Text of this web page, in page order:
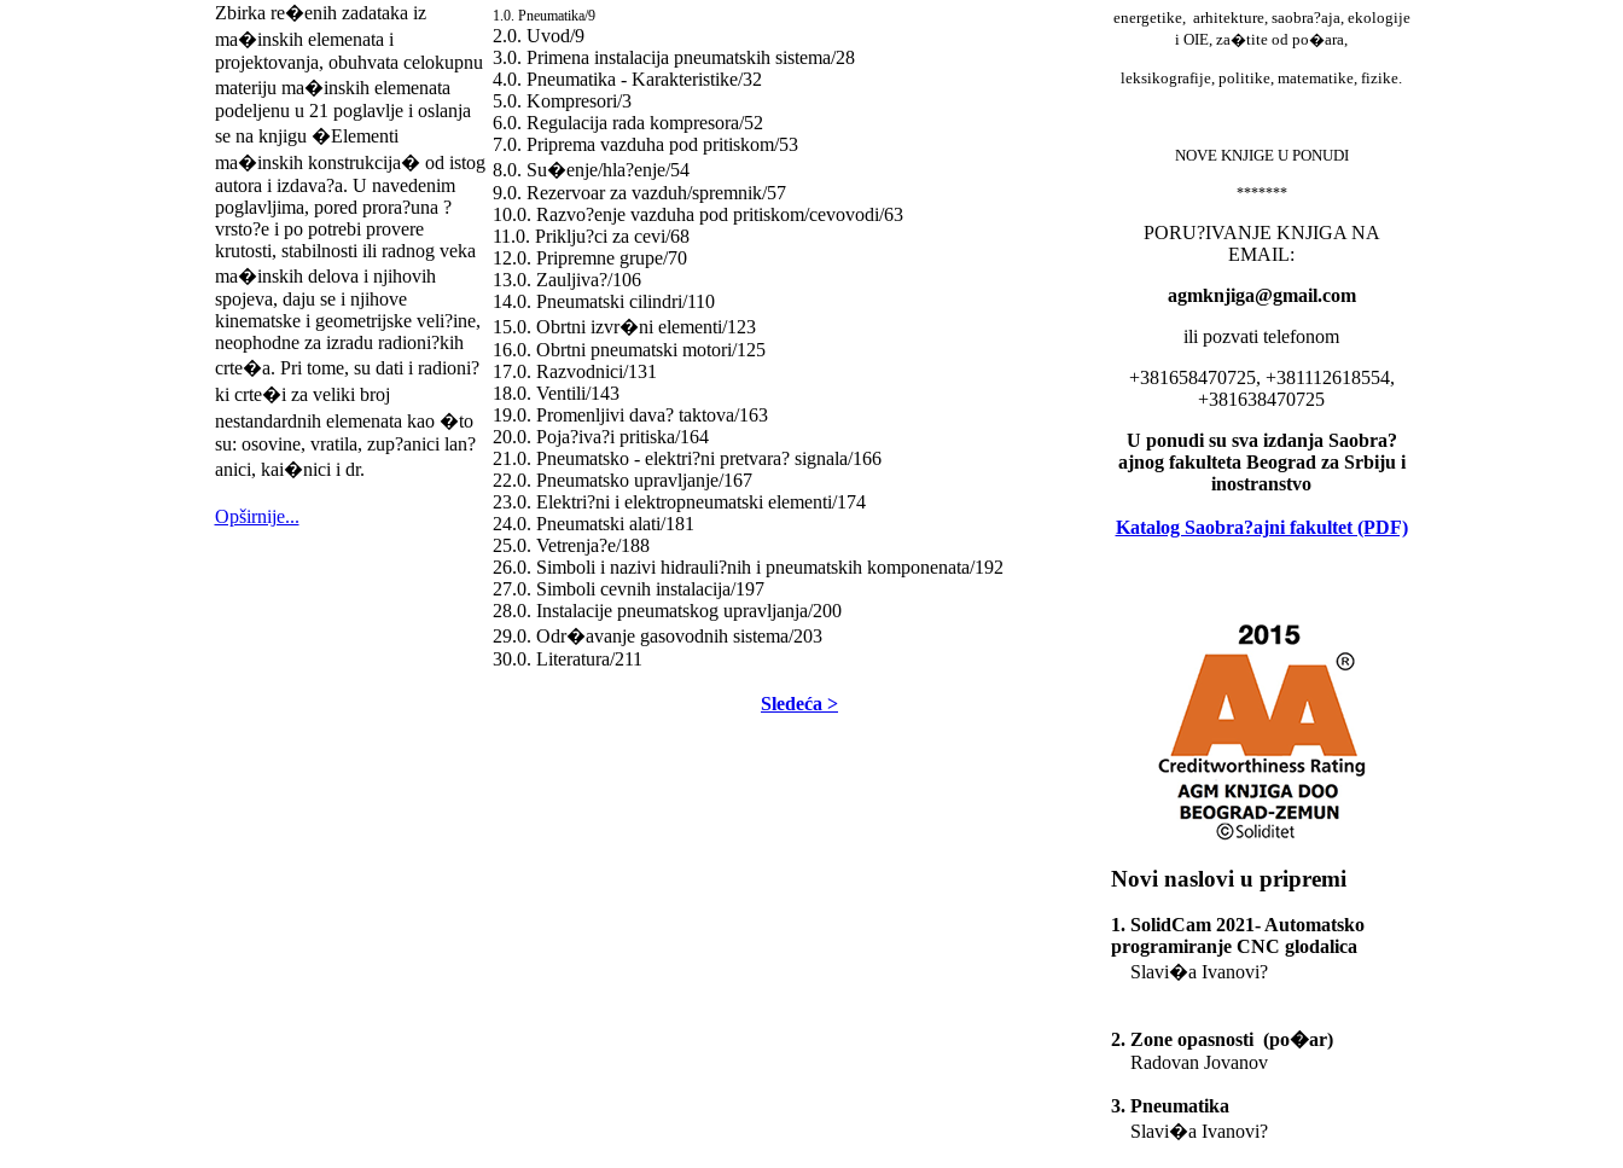
Zbirka re�enih zadataka iz
ma�inskih elemenata i
projektovanja, obuhvata celokupnu
materiju ma�inskih elemenata
podeljenu u 21 poglavlje i oslanja
se na knjigu �Elementi
ma�inskih konstrukcija� od istog
autora i izdava?a. U navedenim
poglavljima, pored prora?una ?
vrsto?e i po potrebi provere
krutosti, stabilnosti ili radnog veka
ma�inskih delova i njihovih
spojeva, daju se i njihove
kinematske i geometrijske veli?ine,
neophodne za izradu radioni?kih
crte�a. Pri tome, su dati i radioni?
ki crte�i za veliki broj
nestandardnih elemenata kao �to
su: osovine, vratila, zup?anici lan?
anici, kai�nici i dr.
Opširnije...
1.0. Pneumatika/9
2.0. Uvod/9
3.0. Primena instalacija pneumatskih sistema/28
4.0. Pneumatika - Karakteristike/32
5.0. Kompresori/3
6.0. Regulacija rada kompresora/52
7.0. Priprema vazduha pod pritiskom/53
8.0. Su�enje/hla?enje/54
9.0. Rezervoar za vazduh/spremnik/57
10.0. Razvo?enje vazduha pod pritiskom/cevovodi/63
11.0. Priklju?ci za cevi/68
12.0. Pripremne grupe/70
13.0. Zauljiva?/106
14.0. Pneumatski cilindri/110
15.0. Obrtni izvr�ni elementi/123
16.0. Obrtni pneumatski motori/125
17.0. Razvodnici/131
18.0. Ventili/143
19.0. Promenljivi dava? taktova/163
20.0. Poja?iva?i pritiska/164
21.0. Pneumatsko - elektri?ni pretvara? signala/166
22.0. Pneumatsko upravljanje/167
23.0. Elektri?ni i elektropneumatski elementi/174
24.0. Pneumatski alati/181
25.0. Vetrenja?e/188
26.0. Simboli i nazivi hidrauli?nih i pneumatskih komponenata/192
27.0. Simboli cevnih instalacija/197
28.0. Instalacije pneumatskog upravljanja/200
29.0. Odr�avanje gasovodnih sistema/203
30.0. Literatura/211
Sledeća >
energetike, arhitekture, saobra?aja, ekologije
i OIE, za�tite od po�ara,
leksikografije, politike, matematike, fizike.
NOVE KNJIGE U PONUDI
*******
PORU?IVANJE KNJIGA NA
EMAIL:
agmknjiga@gmail.com
ili pozvati telefonom
+381658470725, +381112618554,
+381638470725
U ponudi su sva izdanja Saobra?
ajnog fakulteta Beograd za Srbiju i
inostranstvo
Katalog Saobra?ajni fakultet (PDF)
Novi naslovi u pripremi
1. SolidCam 2021- Automatsko
programiranje CNC glodalica
Slavi�a Ivanovi?
2. Zone opasnosti (po�ar)
Radovan Jovanov
3. Pneumatika
Slavi�a Ivanovi?